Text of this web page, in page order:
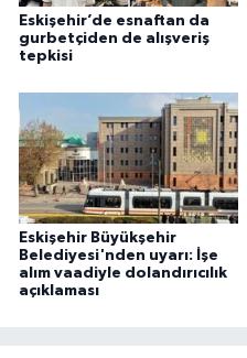
Eskişehir’de esnaftan da
gurbetçiden de alışveriş
tepkisi
Eskişehir Büyükşehir
Belediyesi'nden uyarı: İşe
alım vaadiyle dolandırıcılık
açıklaması